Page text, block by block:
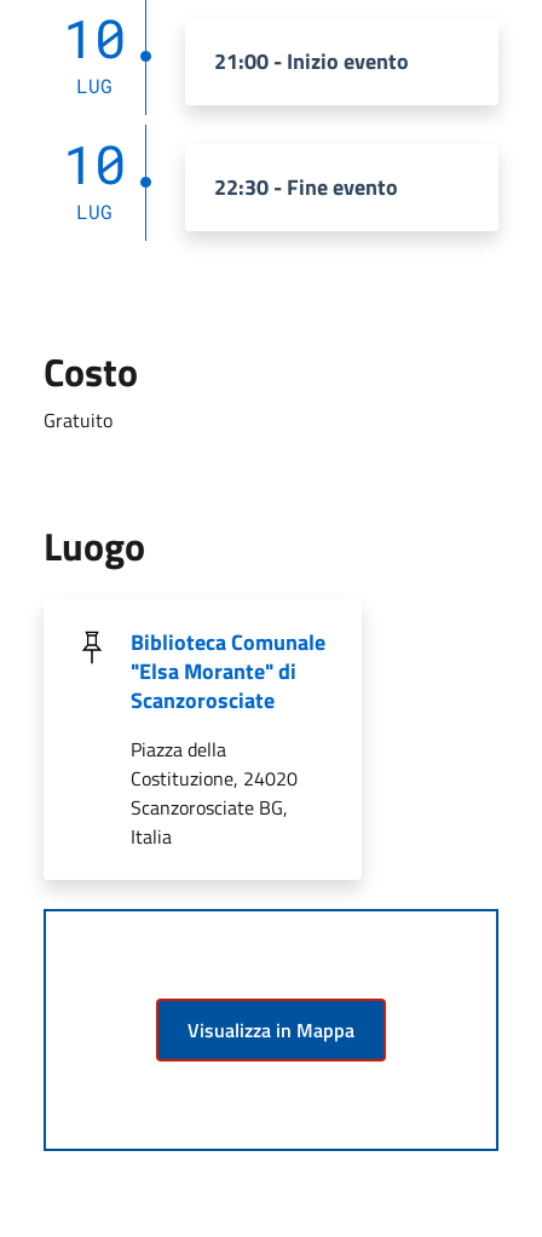
10
LUG
21:00 - Inizio evento
10
LUG
22:30 - Fine evento
Costo
Gratuito
Luogo
Biblioteca Comunale
"Elsa Morante" di
Scanzorosciate
Piazza della
Costituzione, 24020
Scanzorosciate BG,
Italia
Visualizza in Mappa